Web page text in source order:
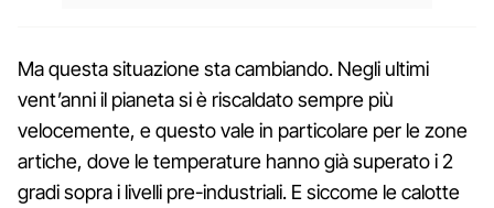
Ma questa situazione sta cambiando. Negli ultimi
vent’anni il pianeta si è riscaldato sempre più
velocemente, e questo vale in particolare per le zone
artiche, dove le temperature hanno già superato i 2
gradi sopra i livelli pre-industriali. E siccome le calotte